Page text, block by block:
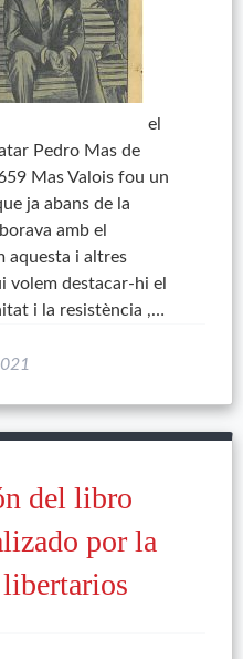
el
Pedro Mas de
Mas Valois fou un
ja abans de la
amb el
aquesta i altres
volem destacar-hi el
i la resistència ,…
del libro
por la
libertarios